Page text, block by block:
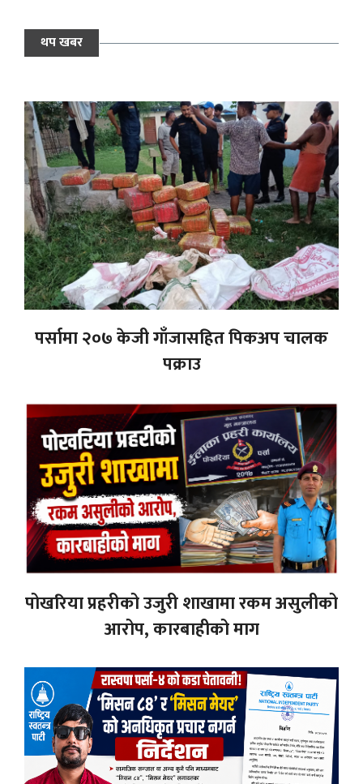
थप खबर
पर्सामा २०७ केजी गाँजासहित पिकअप चालक
पक्राउ
पोखरिया प्रहरीको उजुरी शाखामा रकम असुलीको
आरोप, कारबाहीको माग